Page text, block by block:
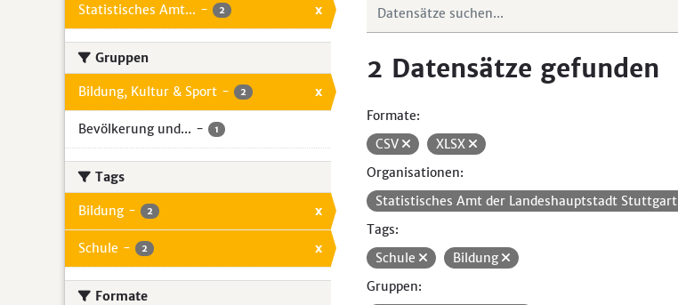
Statistisches Amt... - 2 x
Gruppen
Bildung, Kultur & Sport - 2 x
Bevölkerung und... - 1
Tags
Bildung - 2 x
Schule - 2 x
Formate
2 Datensätze gefunden
Formate:
CSV
XLSX
Organisationen:
Statistisches Amt der Landeshauptstadt Stuttgart
Tags:
Schule
Bildung
Gruppen: